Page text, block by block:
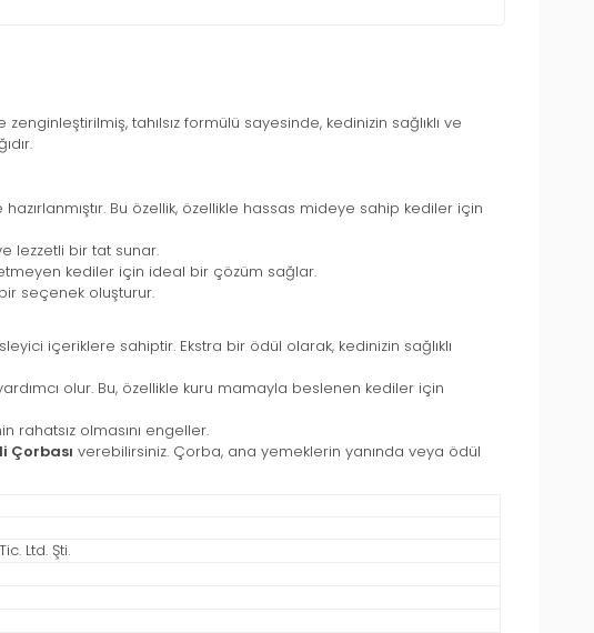
tahılsız formülü sayesinde, kedinizin sağlıklı ve
Bu özellik, özellikle hassas mideye sahip kediler için
lezzetli bir tat sunar.
kediler için ideal bir çözüm sağlar.
seçenek oluşturur.
içeriklere sahiptir. Ekstra bir ödül olarak, kedinizin sağlıklı
olur. Bu, özellikle kuru mamayla beslenen kediler için
rahatsız olmasını engeller.
Çorbası verebilirsiniz. Çorba, ana yemeklerin yanında veya ödül
Ltd. Şti.